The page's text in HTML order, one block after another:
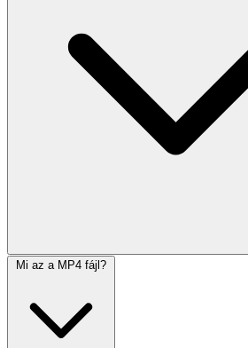
Mi az a MP4 fájl?